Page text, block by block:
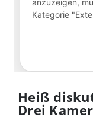
Heiß
Drei